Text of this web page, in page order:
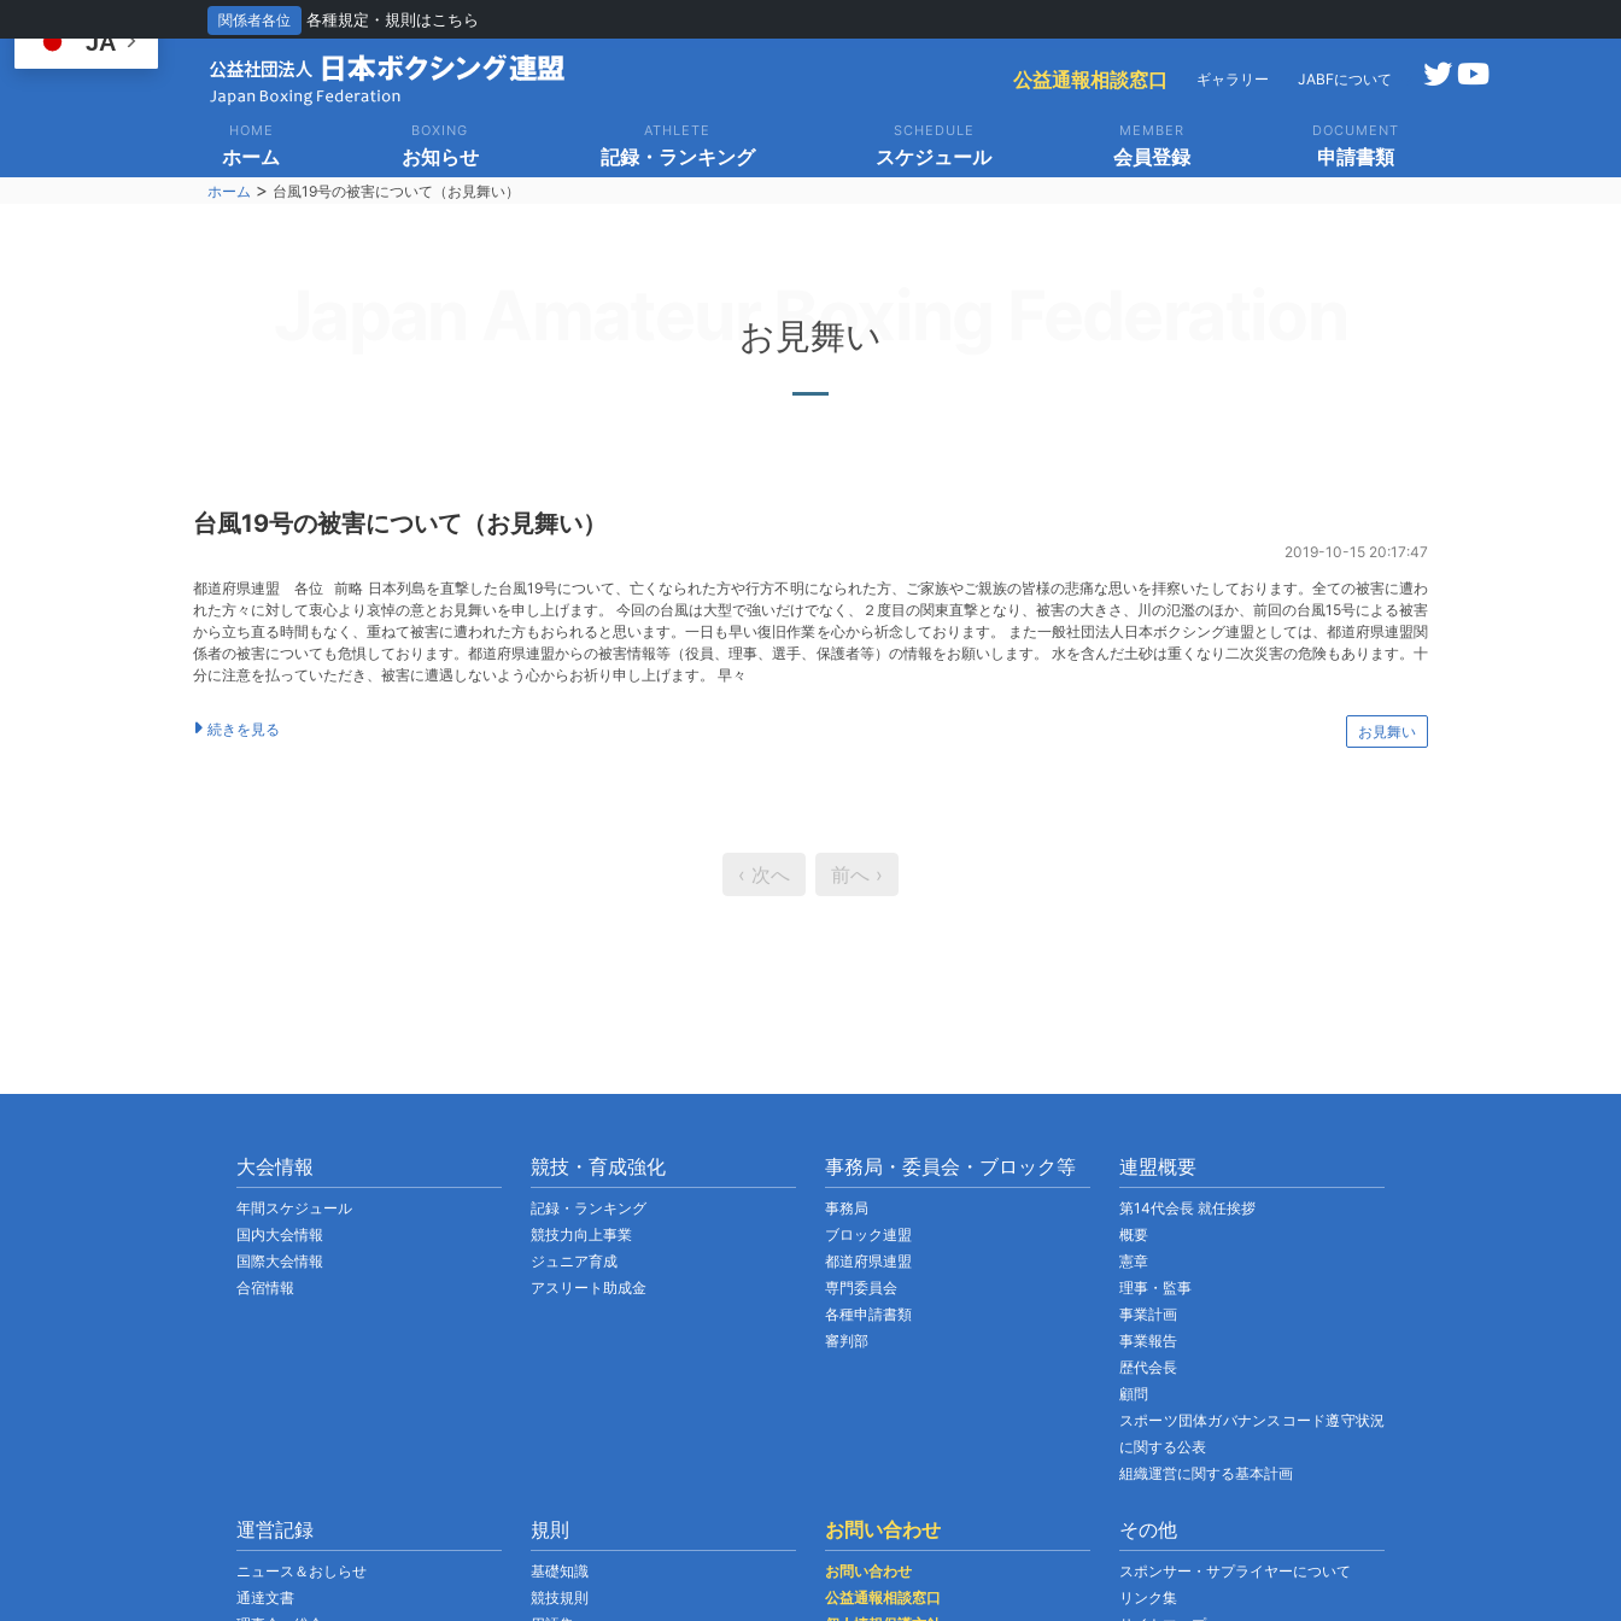
関係者各位 各種規定・規則はこちら
公益通報相談窓口 ギャラリー JABFについて
HOME
ホーム
BOXING
お知らせ
ATHLETE
記録・ランキング
SCHEDULE
スケジュール
MEMBER
会員登録
DOCUMENT
申請書類
ホーム > 台風19号の被害について（お見舞い）
Japan Amateur Boxing Federation
お見舞い
台風19号の被害について（お見舞い）
2019-10-15 20:17:47
都道府県連盟 各位 前略 日本列島を直撃した台風19号について、亡くなられた方や行方不明になられた方、ご家族やご親族の皆様の悲痛な思いを拝察いたしております。全ての被害に遭わ
れた方々に対して衷心より哀悼の意とお見舞いを申し上げます。 今回の台風は大型で強いだけでなく、２度目の関東直撃となり、被害の大きさ、川の氾濫のほか、前回の台風15号による被害
から立ち直る時間もなく、重ねて被害に遭われた方もおられると思います。一日も早い復旧作業を心から祈念しております。 また一般社団法人日本ボクシング連盟としては、都道府県連盟関
係者の被害についても危惧しております。都道府県連盟からの被害情報等（役員、理事、選手、保護者等）の情報をお願いします。 水を含んだ土砂は重くなり二次災害の危険もあります。十
分に注意を払っていただき、被害に遭遇しないよう心からお祈り申し上げます。 早々
続きを見る お見舞い
‹ 次へ 前へ ›
大会情報
年間スケジュール
国内大会情報
国際大会情報
合宿情報
競技・育成強化
記録・ランキング
競技力向上事業
ジュニア育成
アスリート助成金
事務局・委員会・ブロック等
事務局
ブロック連盟
都道府県連盟
専門委員会
各種申請書類
審判部
連盟概要
第14代会長 就任挨拶
概要
憲章
理事・監事
事業計画
事業報告
歴代会長
顧問
スポーツ団体ガバナンスコード遵守状況
に関する公表
組織運営に関する基本計画
運営記録
ニュース＆おしらせ
通達文書
規則
基礎知識
競技規則
お問い合わせ
お問い合わせ
公益通報相談窓口
その他
スポンサー・サプライヤーについて
リンク集
JA